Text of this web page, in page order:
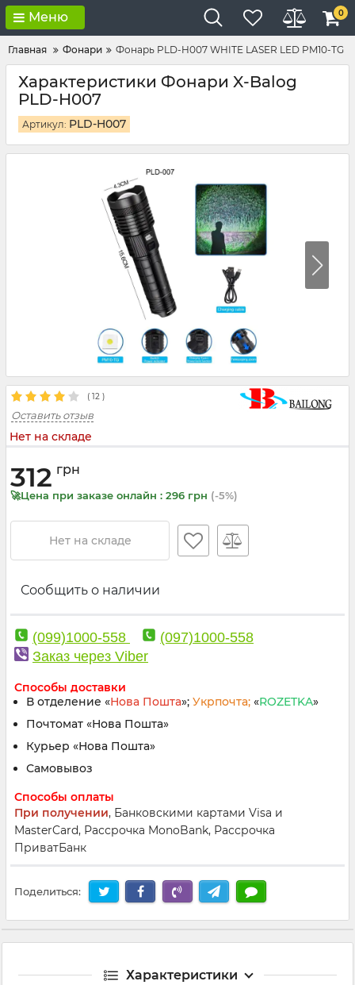
Меню 0
Главная Фонари Фонарь PLD-H007 WHITE LASER LED PM10-TG
Характеристики Фонари X-Balog
PLD-H007
Артикул: PLD-H007
( 12 )
Оставить отзыв
Нет на складе
312 грн
🚀Цена при заказе онлайн : 296 грн (-5%)
Нет на складе
Сообщить о наличии
(099)1000-558
(097)1000-558
Заказ через Viber
Способы доставки
В отделение «Нова Пошта»; Укрпочта; «ROZETKA»
Почтомат «Нова Пошта»
Курьер «Нова Пошта»
Самовывоз
Способы оплаты
При получении, Банковскими картами Visa и
MasterCard, Рассрочка MonoBank, Рассрочка
ПриватБанк
Поделиться:
Характеристики